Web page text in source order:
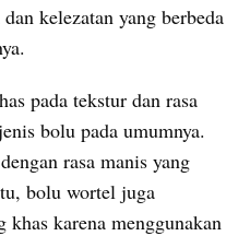
kelezatan yang berbeda
pada tekstur dan rasa
bolu pada umumnya.
rasa manis yang
bolu wortel juga
karena menggunakan